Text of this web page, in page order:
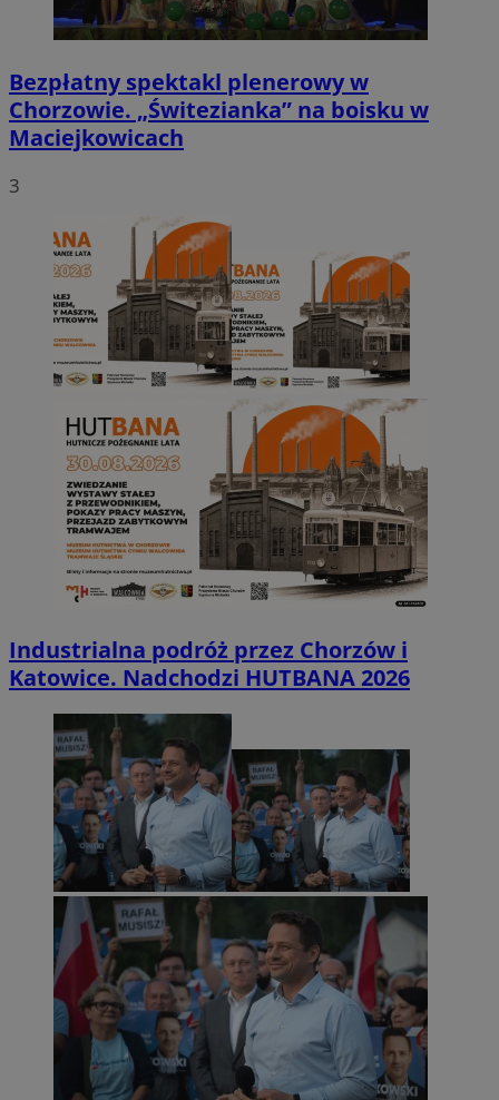
Bezpłatny spektakl plenerowy w
Chorzowie. „Świtezianka” na boisku w
Maciejkowicach
3
Industrialna podróż przez Chorzów i
Katowice. Nadchodzi HUTBANA 2026